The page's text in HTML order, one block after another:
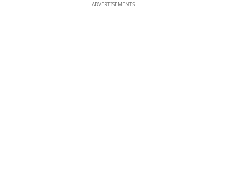
ADVERTISEMENTS